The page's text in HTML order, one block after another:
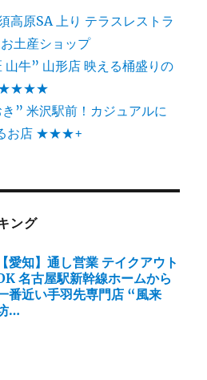
高原SA 上り テラスレストラ
土産ショップ
山牛” 山形店 映える桶盛りの
★★★★
き” 米沢駅前！カジュアルに
お店 ★★★+
ング
【愛知】通し営業 テイクアウト
名古屋駅新幹線ホームから
番近い手羽先専門店 “風来
…